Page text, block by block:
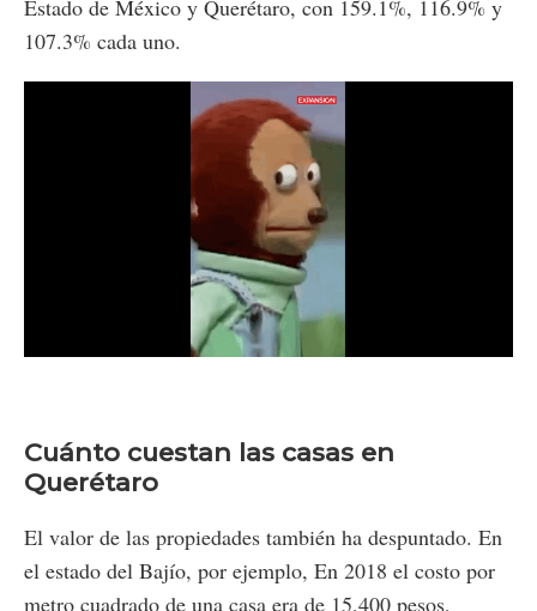
Estado de México y Querétaro, con 159.1%, 116.9% y
107.3% cada uno.
Loaded:
22.48%
Cuánto cuestan las casas en
Querétaro
El valor de las propiedades también ha despuntado. En
el estado del Bajío, por ejemplo, En 2018 el costo por
metro cuadrado de una casa era de 15,400 pesos,